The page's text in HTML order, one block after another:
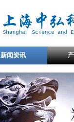
新闻资讯